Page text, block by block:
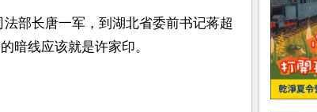
部长唐一军，到湖北省委前书记蒋超
暗线应该就是许家印。